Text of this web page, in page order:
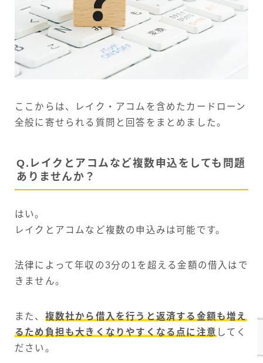
ここからは、レイク・アコムを含めたカードローン
全般に寄せられる質問と回答をまとめました。
Q.レイクとアコムなど複数申込をしても問題
ありませんか？
はい。
レイクとアコムなど複数の申込みは可能です。
法律によって年収の3分の1を超える金額の借入はで
きません。
また、 複数社から借入を行うと返済する金額も増え
るため負担も大きくなりやすくなる点に注意 してく
ださい。